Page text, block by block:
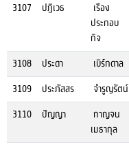
3107
ปฏิเวธ
เรือง
ประกอบ
กิจ
3108 ประดา เบิร์กดาล
3109
ประภัสสร จำรูญรัตน์
3110
ปัญญา
กาญจน
เมธากุล